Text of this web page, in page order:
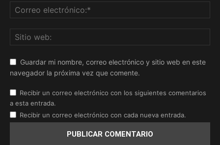
Guardar mi nombre, correo electrónico y sitio web en este
navegador la próxima vez que comente.
Recibir un correo electrónico con los siguientes comentarios
a esta entrada.
Recibir un correo electrónico con cada nueva entrada.